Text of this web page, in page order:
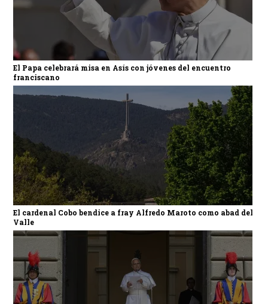
El Papa celebrará misa en Asís con jóvenes del encuentro
franciscano
El cardenal Cobo bendice a fray Alfredo Maroto como abad del
Valle